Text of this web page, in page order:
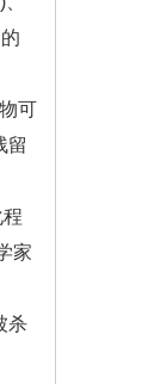
可
留
家
杀